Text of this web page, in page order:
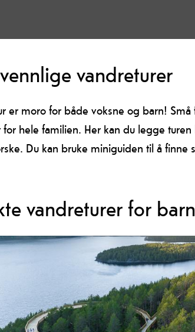
vandreturer
er moro for både voksne og barn!
hele familien. Her kan du legge
Du kan bruke miniguiden til å finne
vandreturer for